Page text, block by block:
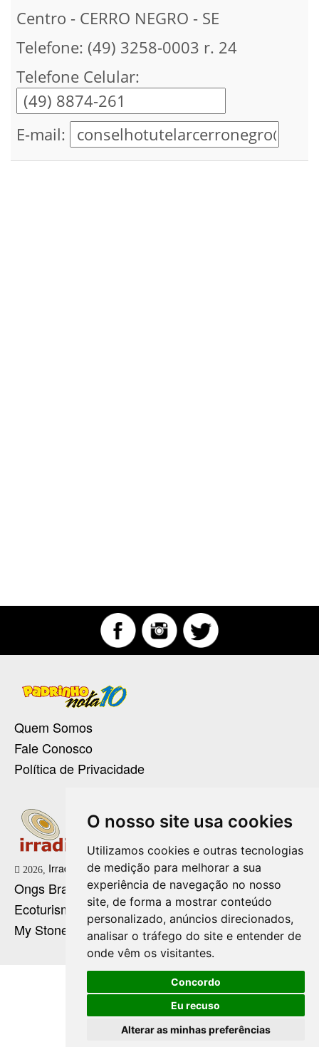
O nosso site usa cookies
Utilizamos cookies e outras tecnologias
de medição para melhorar a sua
experiência de navegação no nosso
site, de forma a mostrar conteúdo
personalizado, anúncios direcionados,
analisar o tráfego do site e entender de
onde vêm os visitantes.
Concordo
Eu recuso
Alterar as minhas preferências
Centro - CERRO NEGRO - SE
Telefone: (49) 3258-0003 r. 24
Telefone Celular:
E-mail:
Quem Somos
Fale Conosco
Política de Privacidade
2026, Irradie Marketing Digital
Ongs Brasil
Ecoturismo no Brasil
My Stone Cristaloterapia